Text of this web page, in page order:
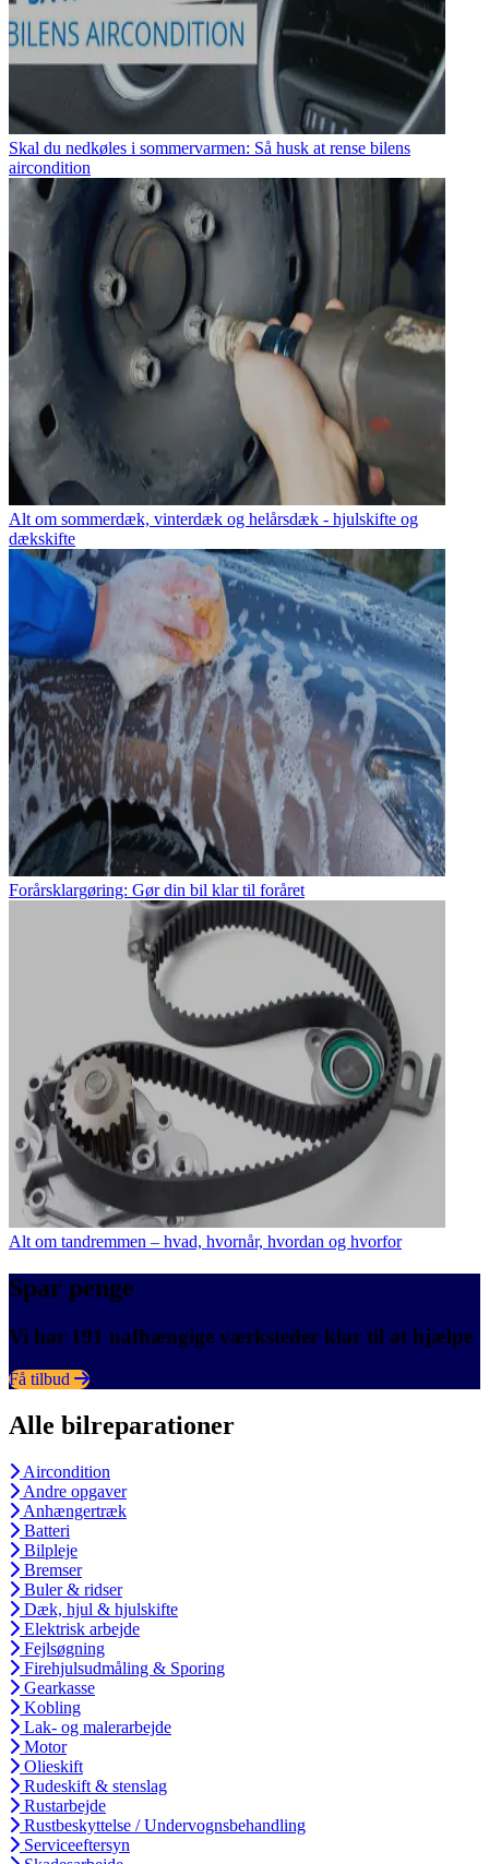
Skal du nedkøles i sommervarmen: Så husk at rense bilens
aircondition
Alt om sommerdæk, vinterdæk og helårsdæk - hjulskifte og
dækskifte
Forårsklargøring: Gør din bil klar til foråret
Alt om tandremmen – hvad, hvornår, hvordan og hvorfor
Spar penge
Vi har 191 uafhængige værksteder klar til at hjælpe
Få tilbud
Alle bilreparationer
Aircondition
Andre opgaver
Anhængertræk
Batteri
Bilpleje
Bremser
Buler & ridser
Dæk, hjul & hjulskifte
Elektrisk arbejde
Fejlsøgning
Firehjulsudmåling & Sporing
Gearkasse
Kobling
Lak- og malerarbejde
Motor
Olieskift
Rudeskift & stenslag
Rustarbejde
Rustbeskyttelse / Undervognsbehandling
Serviceeftersyn